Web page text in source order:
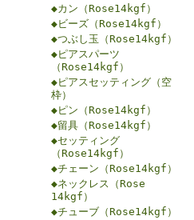
◆カン（Rose14kgf）
◆ビーズ（Rose14kgf）
◆つぶし玉（Rose14kgf）
◆ピアスパーツ
（Rose14kgf）
◆ピアスセッティング（空
枠）
◆ピン（Rose14kgf）
◆留具（Rose14kgf）
◆セッティング
（Rose14kgf）
◆チェーン（Rose14kgf）
◆ネックレス（Rose
14kgf）
◆チューブ（Rose14kgf）